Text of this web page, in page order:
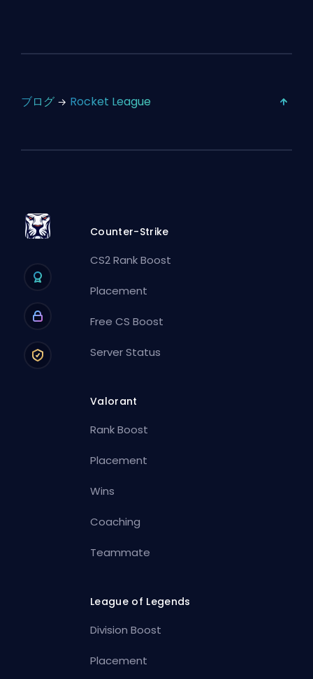
ブログ Rocket League
Counter-Strike
CS2 Rank Boost
Placement
Free CS Boost
Server Status
Valorant
Rank Boost
Placement
Wins
Coaching
Teammate
League of Legends
Division Boost
Placement